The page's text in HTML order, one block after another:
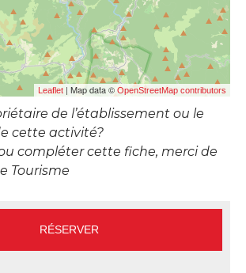
Leaflet | Map data © OpenStreetMap contributors
de l’établissement ou le
cette activité?
compléter cette fiche, merci de
Tourisme
RÉSERVER